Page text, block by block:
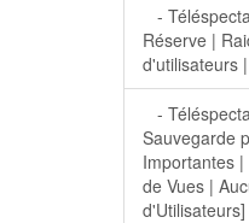
-
Réserve |
d'utilisateurs
-
Sauvegarde
Importantes
de Vues |
d'Utilisateurs]